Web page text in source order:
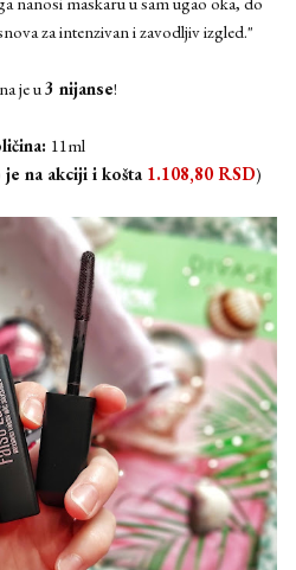
za intenzivan i zavodljiv izgled."
je u3 nijanse!
11ml
na akciji i košta 1.108,80 RSD)